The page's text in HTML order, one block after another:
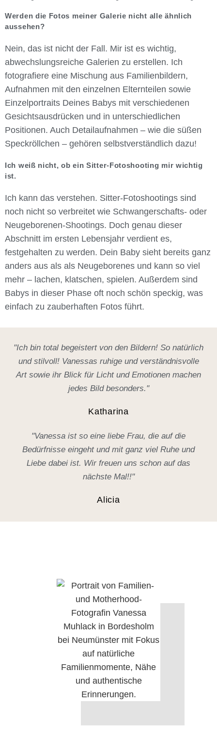
Werden die Fotos meiner Galerie nicht alle ähnlich
aussehen?
Nein, das ist nicht der Fall. Mir ist es wichtig,
abwechslungsreiche Galerien zu erstellen. Ich
fotografiere eine Mischung aus Familienbildern,
Aufnahmen mit den einzelnen Elternteilen sowie
Einzelportraits Deines Babys mit verschiedenen
Gesichtsausdrücken und in unterschiedlichen
Positionen. Auch Detailaufnahmen – wie die süßen
Speckröllchen – gehören selbstverständlich dazu!
Ich weiß nicht, ob ein Sitter-Fotoshooting mir wichtig
ist.
Ich kann das verstehen. Sitter-Fotoshootings sind
noch nicht so verbreitet wie Schwangerschafts- oder
Neugeborenen-Shootings. Doch genau dieser
Abschnitt im ersten Lebensjahr verdient es,
festgehalten zu werden. Dein Baby sieht bereits ganz
anders aus als als Neugeborenes und kann so viel
mehr – lachen, klatschen, spielen. Außerdem sind
Babys in dieser Phase oft noch schön speckig, was
einfach zu zauberhaften Fotos führt.
"Ich bin total begeistert von den Bildern! So natürlich
und stilvoll! Vanessas ruhige und verständnisvolle
Art sowie ihr Blick für Licht und Emotionen machen
jedes Bild besonders."
Katharina
"Vanessa ist so eine liebe Frau, die auf die
Bedürfnisse eingeht und mit ganz viel Ruhe und
Liebe dabei ist. Wir freuen uns schon auf das
nächste Mal!!"
Alicia